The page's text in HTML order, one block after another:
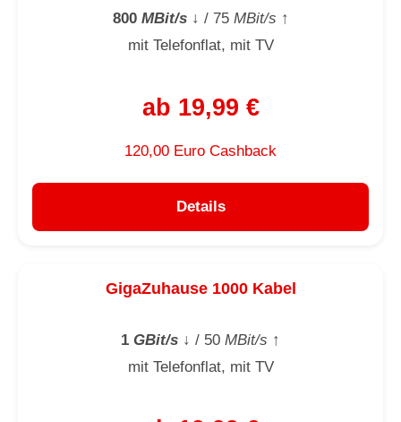
800MBit/s↓ / 75MBit/s ↑
mit Telefonflat, mit TV
ab 19,99 €
120,00 Euro Cashback
Details
GigaZuhause 1000 Kabel
1 GBit/s ↓ / 50 MBit/s ↑
mit Telefonflat, mit TV